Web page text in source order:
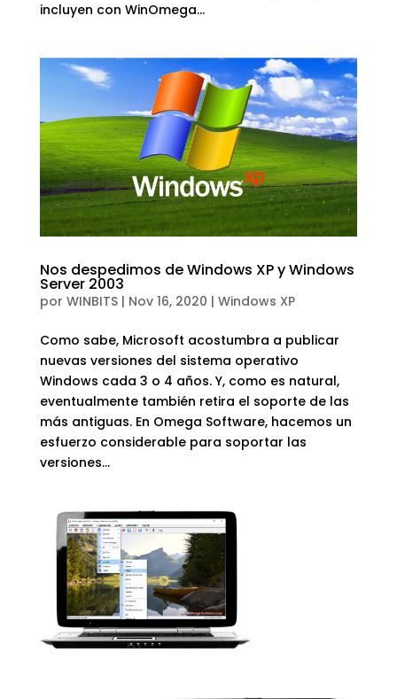
incluyen con WinOmega...
Nos despedimos de Windows XP y Windows
Server 2003
por WINBITS| Nov 16, 2020 | Windows XP
Como sabe, Microsoft acostumbra a publicar
nuevas versiones del sistema operativo
Windows cada 3 o 4 años. Y, como es natural,
eventualmente también retira el soporte de las
más antiguas. En Omega Software, hacemos un
esfuerzo considerable para soportar las
versiones...